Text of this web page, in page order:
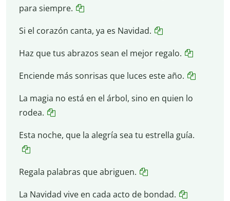
para siempre.
Si el corazón canta, ya es Navidad.
Haz que tus abrazos sean el mejor regalo.
Enciende más sonrisas que luces este año.
La magia no está en el árbol, sino en quien lo
rodea.
Esta noche, que la alegría sea tu estrella guía.
Regala palabras que abriguen.
La Navidad vive en cada acto de bondad.